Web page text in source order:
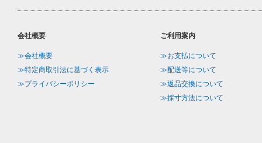
会社概要
≫会社概要
≫特定商取引法に基づく表示
≫プライバシーポリシー
ご利用案内
≫お支払について
≫配送等について
≫返品交換について
≫採寸方法について